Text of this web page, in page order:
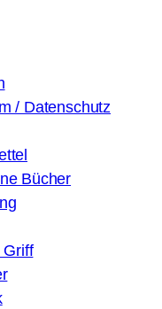
/ Datenschutz
Bücher
Griff